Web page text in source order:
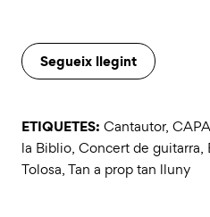
Segueix llegint
ETIQUETES: Cantautor,
la Biblio, Concert de guitarra,
Tolosa,Tan a prop tan lluny